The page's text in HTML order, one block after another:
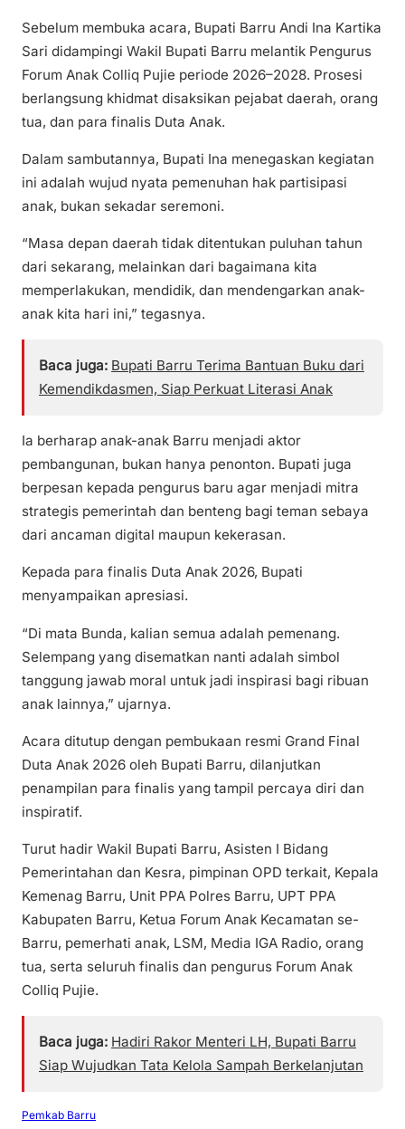
Sebelum membuka acara, Bupati Barru Andi Ina Kartika
Sari didampingi Wakil Bupati Barru melantik Pengurus
Forum Anak Colliq Pujie periode 2026–2028. Prosesi
berlangsung khidmat disaksikan pejabat daerah, orang
tua, dan para finalis Duta Anak.
Dalam sambutannya, Bupati Ina menegaskan kegiatan
ini adalah wujud nyata pemenuhan hak partisipasi
anak, bukan sekadar seremoni.
“Masa depan daerah tidak ditentukan puluhan tahun
dari sekarang, melainkan dari bagaimana kita
memperlakukan, mendidik, dan mendengarkan anak-
anak kita hari ini,” tegasnya.
Baca juga: Bupati Barru Terima Bantuan Buku dari
Kemendikdasmen, Siap Perkuat Literasi Anak
Ia berharap anak-anak Barru menjadi aktor
pembangunan, bukan hanya penonton. Bupati juga
berpesan kepada pengurus baru agar menjadi mitra
strategis pemerintah dan benteng bagi teman sebaya
dari ancaman digital maupun kekerasan.
Kepada para finalis Duta Anak 2026, Bupati
menyampaikan apresiasi.
“Di mata Bunda, kalian semua adalah pemenang.
Selempang yang disematkan nanti adalah simbol
tanggung jawab moral untuk jadi inspirasi bagi ribuan
anak lainnya,” ujarnya.
Acara ditutup dengan pembukaan resmi Grand Final
Duta Anak 2026 oleh Bupati Barru, dilanjutkan
penampilan para finalis yang tampil percaya diri dan
inspiratif.
Turut hadir Wakil Bupati Barru, Asisten I Bidang
Pemerintahan dan Kesra, pimpinan OPD terkait, Kepala
Kemenag Barru, Unit PPA Polres Barru, UPT PPA
Kabupaten Barru, Ketua Forum Anak Kecamatan se-
Barru, pemerhati anak, LSM, Media IGA Radio, orang
tua, serta seluruh finalis dan pengurus Forum Anak
Colliq Pujie.
Baca juga: Hadiri Rakor Menteri LH, Bupati Barru
Siap Wujudkan Tata Kelola Sampah Berkelanjutan
Pemkab Barru